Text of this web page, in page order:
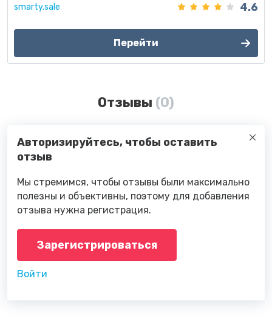
smarty.sale 4.6
Перейти
Отзывы (0)
Авторизируйтесь, чтобы оставить
отзыв
Мы стремимся, чтобы отзывы были максимально
полезны и объективны, поэтому для добавления
отзыва нужна регистрация.
Зарегистрироваться
Войти